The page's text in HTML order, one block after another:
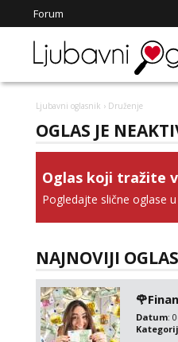
Forum
Ljubavni oglasnik › Druženje
OGLAS JE
Oglas koji tražite
Pogledajte slične oglase
NAJNOVIJI
Datum: